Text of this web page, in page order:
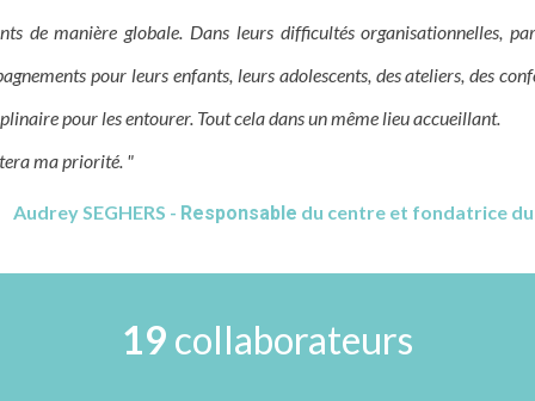
de manière globale. Dans leurs difficultés organisationnelles,
pour leurs enfants, leurs adolescents, des ateliers, des
pour les entourer. Tout cela dans un même lieu accueillant.
ma priorité. "
Audrey SEGHERS - Responsable du centre et fondatrice
19 collaborateurs